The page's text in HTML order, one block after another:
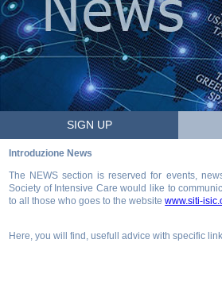
SIGN UP
Introduzione News
The NEWS section is reserved for events,
Society of Intensive Care would like to
to all those who goes to the websitewww.siti-
Here, you will find, usefull advice with specific